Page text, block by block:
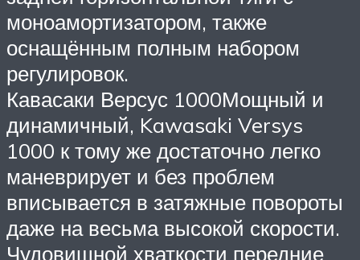
моноамортизатором, также
оснащённым полным набором
регулировок.
Кавасаки Версус 1000Мощный и
динамичный, Kawasaki Versys
1000 к тому же достаточно легко
маневрирует и без проблем
вписывается в затяжные повороты
даже на весьма высокой скорости.
Чудовищной хваткости передние